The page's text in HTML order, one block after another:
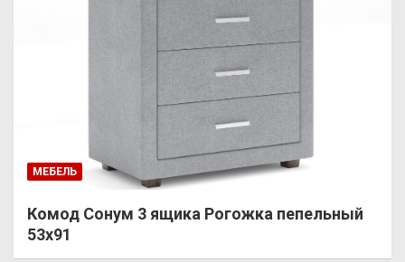
МЕБЕЛЬ
Комод Сонум 3 ящика Рогожка пепельный
53х91